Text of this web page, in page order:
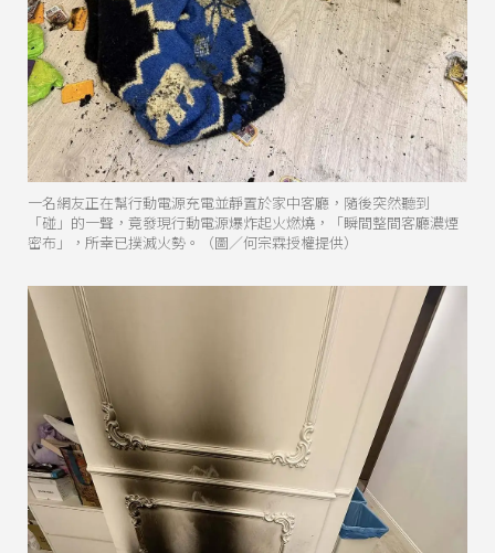
一名網友正在幫行動電源充電並靜置於家中客廳，隨後突然聽到
「碰」的一聲，竟發現行動電源爆炸起火燃燒，「瞬間整間客廳濃煙
密布」，所幸已撲滅火勢。（圖／何宗霖授權提供）